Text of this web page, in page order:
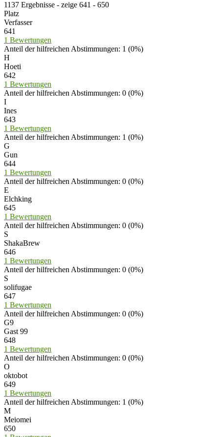
1137 Ergebnisse - zeige 641 - 650
Platz
Verfasser
641
1 Bewertungen
Anteil der hilfreichen Abstimmungen: 1 (0%)
H
Hoeti
642
1 Bewertungen
Anteil der hilfreichen Abstimmungen: 0 (0%)
I
Ines
643
1 Bewertungen
Anteil der hilfreichen Abstimmungen: 1 (0%)
G
Gun
644
1 Bewertungen
Anteil der hilfreichen Abstimmungen: 0 (0%)
E
Elchking
645
1 Bewertungen
Anteil der hilfreichen Abstimmungen: 0 (0%)
S
ShakaBrew
646
1 Bewertungen
Anteil der hilfreichen Abstimmungen: 0 (0%)
S
solifugae
647
1 Bewertungen
Anteil der hilfreichen Abstimmungen: 0 (0%)
G9
Gast 99
648
1 Bewertungen
Anteil der hilfreichen Abstimmungen: 0 (0%)
O
oktobot
649
1 Bewertungen
Anteil der hilfreichen Abstimmungen: 1 (0%)
M
Meiomei
650